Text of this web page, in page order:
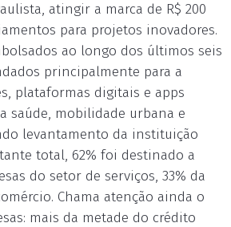
atingir a marca de R$ 200
para projetos inovadores.
ao longo dos últimos seis
principalmente para a
plataformas digitais e apps
saúde, mobilidade urbana e
levantamento da instituição
total, 62% foi destinado a
do setor de serviços, 33% da
Chama atenção ainda o
mais da metade do crédito